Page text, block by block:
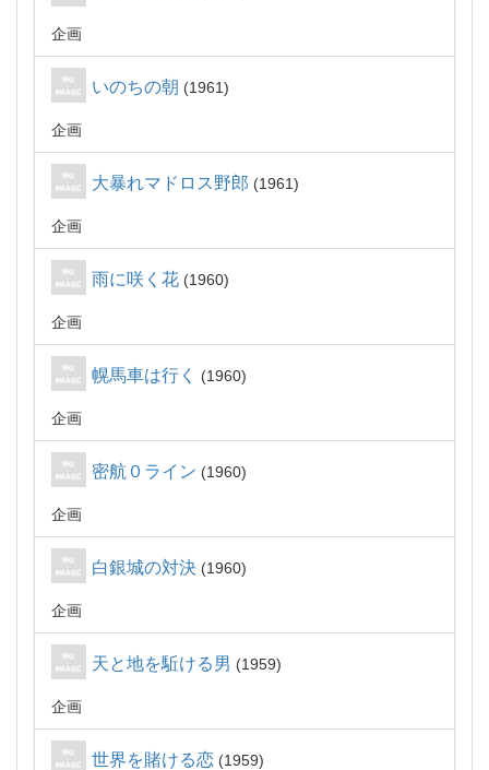
企画
いのちの朝 1961
企画
大暴れマドロス野郎 1961
企画
雨に咲く花 1960
企画
幌馬車は行く 1960
企画
密航０ライン 1960
企画
白銀城の対決 1960
企画
天と地を駈ける男 1959
企画
世界を賭ける恋 1959